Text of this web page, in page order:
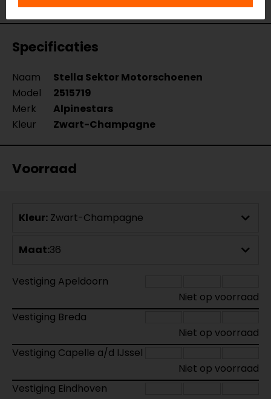
Specificaties
Naam
Stella Sektor Motorschoenen
Model
2515719
Merk
Alpinestars
Kleur
Zwart-Champagne
Voorraad
Kleur: Zwart-Champagne
Maat:36
Vestiging Apeldoorn
Niet op voorraad
Vestiging Breda
Niet op voorraad
Vestiging Capelle a/d IJssel
Niet op voorraad
Vestiging Eindhoven